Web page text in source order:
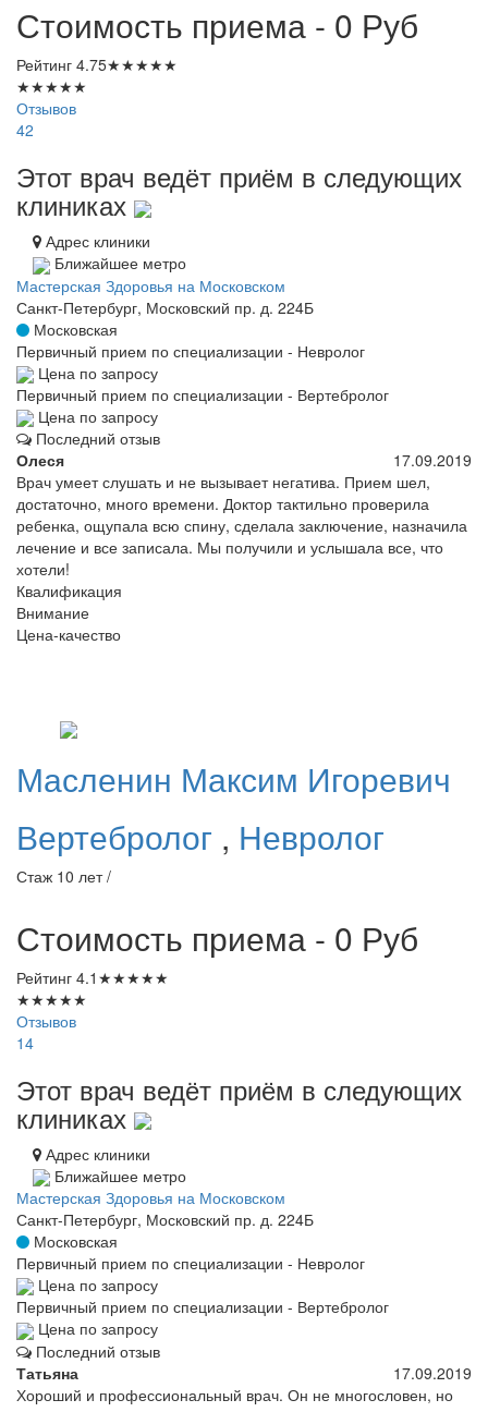
Стоимость приема - 0 Руб
Рейтинг 4.75★★★★★
★★★★★
Отзывов
42
Этот врач ведёт приём в следующих
клиниках
Адрес клиники
Ближайшее метро
Мастерская Здоровья на Московском
Санкт-Петербург, Московский пр. д. 224Б
Московская
Первичный прием по специализации - Невролог
Цена по запросу
Первичный прием по специализации - Вертебролог
Цена по запросу
Последний отзыв
Олеся
17.09.2019
Врач умеет слушать и не вызывает негатива. Прием шел,
достаточно, много времени. Доктор тактильно проверила
ребенка, ощупала всю спину, сделала заключение, назначила
лечение и все записала. Мы получили и услышала все, что
хотели!
Квалификация
Внимание
Цена-качество
Масленин Максим Игоревич
Вертебролог , Невролог
Стаж 10 лет /
Стоимость приема - 0 Руб
Рейтинг 4.1 ★★★★★
★★★★★
Отзывов
14
Этот врач ведёт приём в следующих
клиниках
Адрес клиники
Ближайшее метро
Мастерская Здоровья на Московском
Санкт-Петербург, Московский пр. д. 224Б
Московская
Первичный прием по специализации - Невролог
Цена по запросу
Первичный прием по специализации - Вертебролог
Цена по запросу
Последний отзыв
Татьяна
17.09.2019
Хороший и профессиональный врач. Он не многословен, но